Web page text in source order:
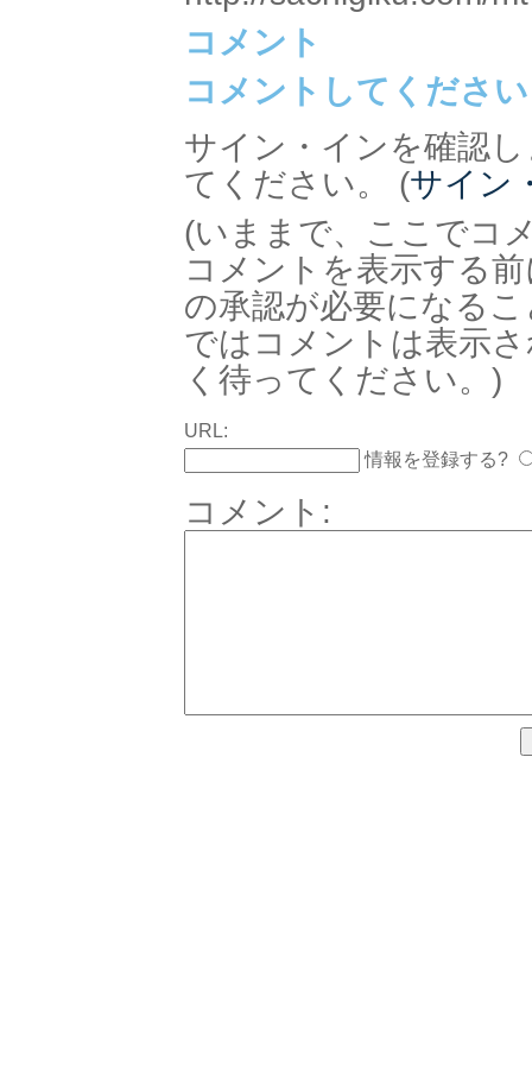
コメント
コメントしてください
サイン・インを確認
てください。 (サイン
(いままで、ここでコ
コメントを表示する
の承認が必要になる
ではコメントは表示
く待ってください。)
URL:
情報を登録する?
コメント: